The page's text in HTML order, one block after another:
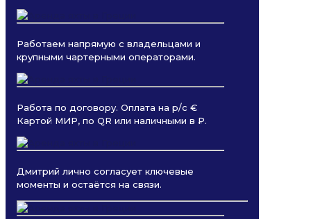
Работаем напрямую с владельцами и
крупными чартерными операторами.
Работа по договору. Оплата на р/с €
Картой МИР, по QR или наличными в ₽.
Дмитрий лично согласует ключевые
моменты и остаётся на связи.